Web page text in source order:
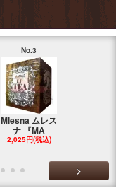
No.3
Mlesna ムレス
ナ 『MA
2,025円(税込)
>